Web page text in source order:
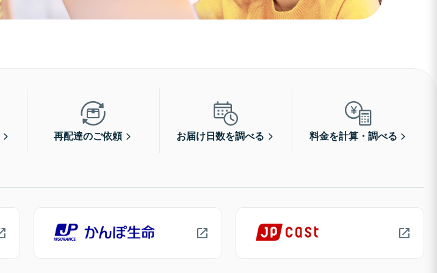
再配達のご依頼 お届け日数を調べる 料金を計算・調べる